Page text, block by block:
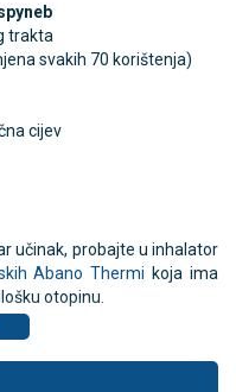
trakta
svakih 70 korištenja)
cijev
učinak, probajte u inhalator
Abano Thermi koja ima
otopinu.